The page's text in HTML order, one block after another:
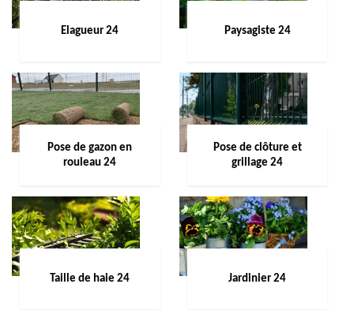
Elagueur 24 Paysagiste 24
Pose de gazon en
rouleau 24
Pose de clôture et
grillage 24
Taille de haie 24 Jardinier 24